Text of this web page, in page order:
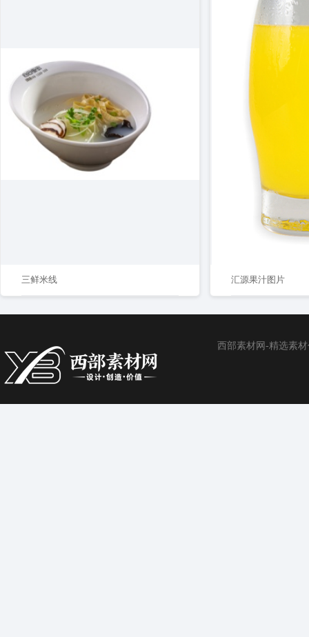
三鲜米线 汇源果汁图片
西部素材网-精选素